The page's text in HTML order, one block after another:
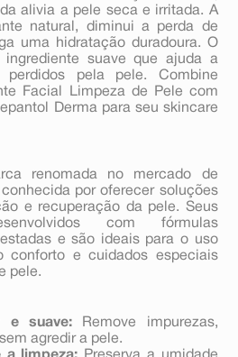
alivia a pele seca e irritada. A
natural, diminui a perda de
uma hidratação duradoura. O
suave que ajuda a
pela pele. Combine
Facial Limpeza de Pele com
Derma para seu skincare
renomada no mercado de
por oferecer soluções
e recuperação da pele. Seus
com fórmulas
e são ideais para o uso
conforto e cuidados especiais
pele.
e suave:Remove impurezas,
agredir a pele.